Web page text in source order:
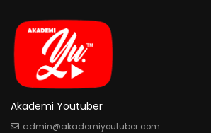
Akademi Youtuber
admin@akademiyoutuber.com